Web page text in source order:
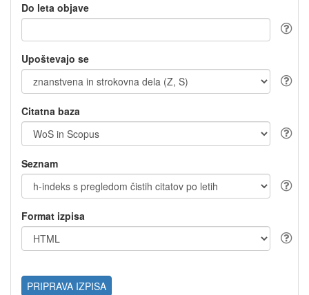
Do leta objave
Upoštevajo se
Citatna baza
Seznam
Format izpisa
PRIPRAVA IZPISA